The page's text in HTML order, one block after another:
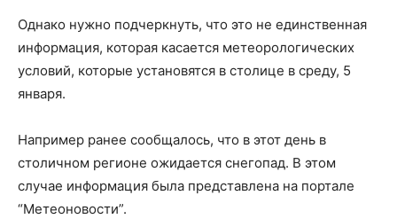
Однако нужно подчеркнуть, что это не единственная
информация, которая касается метеорологических
условий, которые установятся в столице в среду, 5
января.
Например ранее сообщалось, что в этот день в
столичном регионе ожидается снегопад. В этом
случае информация была представлена на портале
“Метеоновости”.